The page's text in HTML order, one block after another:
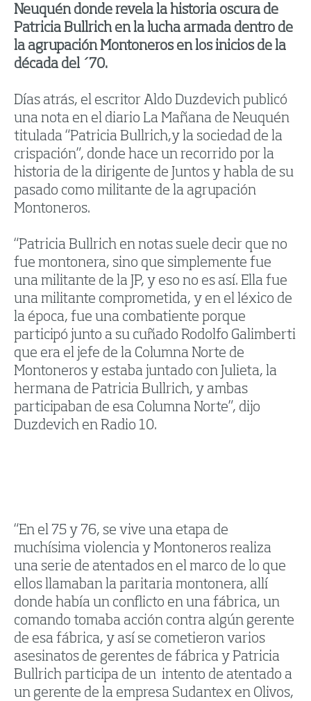
Neuquén donde revela la historia oscura de
Patricia Bullrich en la lucha armada dentro de
la agrupación Montoneros en los inicios de la
década del ´70.
Días atrás, el escritor Aldo Duzdevich publicó
una nota en el diario La Mañana de Neuquén
titulada “Patricia Bullrich,y la sociedad de la
crispación”, donde hace un recorrido por la
historia de la dirigente de Juntos y habla de su
pasado como militante de la agrupación
Montoneros.
“Patricia Bullrich en notas suele decir que no
fue montonera, sino que simplemente fue
una militante de la JP, y eso no es así. Ella fue
una militante comprometida, y en el léxico de
la época, fue una combatiente porque
participó junto a su cuñado Rodolfo Galimberti
que era el jefe de la Columna Norte de
Montoneros y estaba juntado con Julieta, la
hermana de Patricia Bullrich, y ambas
participaban de esa Columna Norte”, dijo
Duzdevich en Radio 10.
“En el 75 y 76, se vive una etapa de
muchísima violencia y Montoneros realiza
una serie de atentados en el marco de lo que
ellos llamaban la paritaria montonera, allí
donde había un conflicto en una fábrica, un
comando tomaba acción contra algún gerente
de esa fábrica, y así se cometieron varios
asesinatos de gerentes de fábrica y Patricia
Bullrich participa de un intento de atentado a
un gerente de la empresa Sudantex en Olivos,